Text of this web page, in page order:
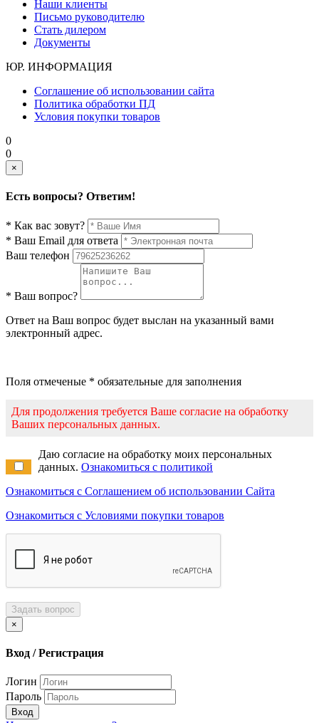
Наши клиенты
Письмо руководителю
Стать дилером
Документы
ЮР. ИНФОРМАЦИЯ
Соглашение об использовании сайта
Политика обработки ПД
Условия покупки товаров
0
0
×
Есть вопросы? Ответим!
* Как вас зовут?
* Ваш Email для ответа
Ваш телефон
* Ваш вопрос?
Ответ на Ваш вопрос будет выслан на указанный вами
электронный адрес.
Поля отмеченые * обязательные для заполнения
Для продолжения требуется Ваше согласие на обработку
Ваших персональных данных.
Даю согласие на обработку моих персональных
данных. Ознакомиться с политикой
Ознакомиться с Соглашением об использовании Сайта
Ознакомиться с Условиями покупки товаров
Задать вопрос
×
Вход / Регистрация
Логин
Пароль
Вход